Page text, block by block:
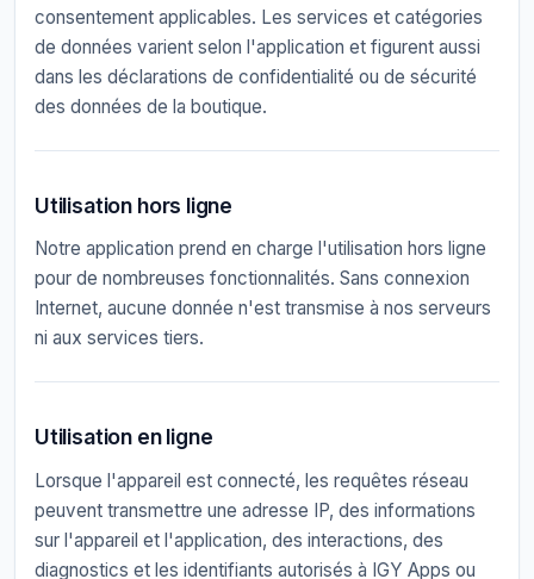
consentement applicables. Les services et catégories
de données varient selon l'application et figurent aussi
dans les déclarations de confidentialité ou de sécurité
des données de la boutique.
Utilisation hors ligne
Notre application prend en charge l'utilisation hors ligne
pour de nombreuses fonctionnalités. Sans connexion
Internet, aucune donnée n'est transmise à nos serveurs
ni aux services tiers.
Utilisation en ligne
Lorsque l'appareil est connecté, les requêtes réseau
peuvent transmettre une adresse IP, des informations
sur l'appareil et l'application, des interactions, des
diagnostics et les identifiants autorisés à IGY Apps ou